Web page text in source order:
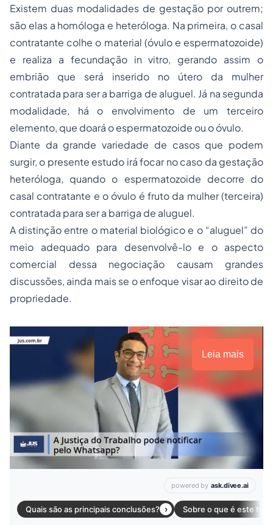
Existem duas modalidades de gestação por outrem;
são elas a homóloga e heteróloga. Na primeira, o casal
contratante colhe o material (óvulo e espermatozoide)
e realiza a fecundação in vitro, gerando assim o
embrião que será inserido no útero da mulher
contratada para ser a barriga de aluguel. Já na segunda
modalidade, há o envolvimento de um terceiro
elemento, que doará o espermatozoide ou o óvulo.
Diante da grande variedade de casos que podem
surgir, o presente estudo irá focar no caso da gestação
heteróloga, quando o espermatozoide decorre do
casal contratante e o óvulo é fruto da mulher (terceira)
contratada para ser a barriga de aluguel.
A distinção entre o material biológico e o “aluguel” do
meio adequado para desenvolvê-lo e o aspecto
comercial dessa negociação causam grandes
discussões, ainda mais se o enfoque visar ao direito de
propriedade.
Leia mais